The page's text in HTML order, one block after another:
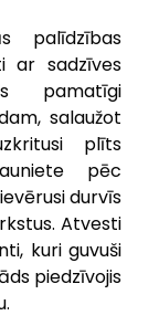
palīdzības
ar sadzīves
pamatīgi
salaužot
plīts
pēc
durvīs
Atvesti
kuri guvuši
piedzīvojis